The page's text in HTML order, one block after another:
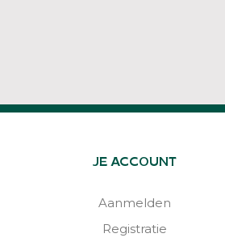
JE ACCOUNT
Aanmelden
Registratie